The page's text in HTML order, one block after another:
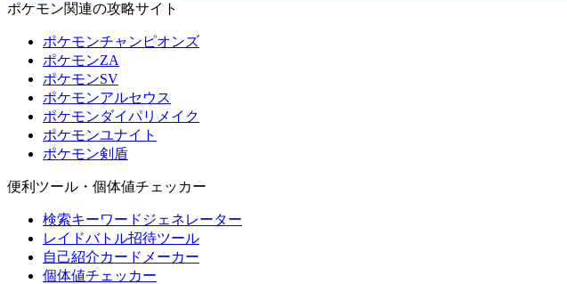
ポケモン関連の攻略サイト
ポケモンチャンピオンズ
ポケモンZA
ポケモンSV
ポケモンアルセウス
ポケモンダイパリメイク
ポケモンユナイト
ポケモン剣盾
便利ツール・個体値チェッカー
検索キーワードジェネレーター
レイドバトル招待ツール
自己紹介カードメーカー
個体値チェッカー